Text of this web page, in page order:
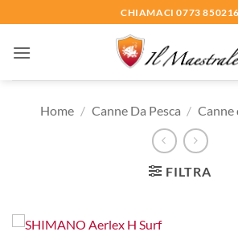
ai
contenuti
CHIAMACI 0773 850216
Home / Canne Da Pesca / Canne
FILTRA